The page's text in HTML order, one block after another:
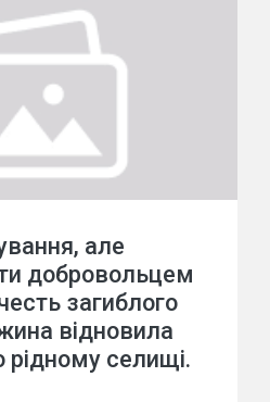
але
добровольцем
загиблого
відновила
рідному селищі.